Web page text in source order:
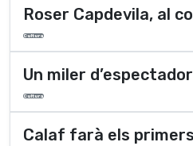
Roser Capdevila, al
Cultura
Un miler
Cultura
Calaf farà els